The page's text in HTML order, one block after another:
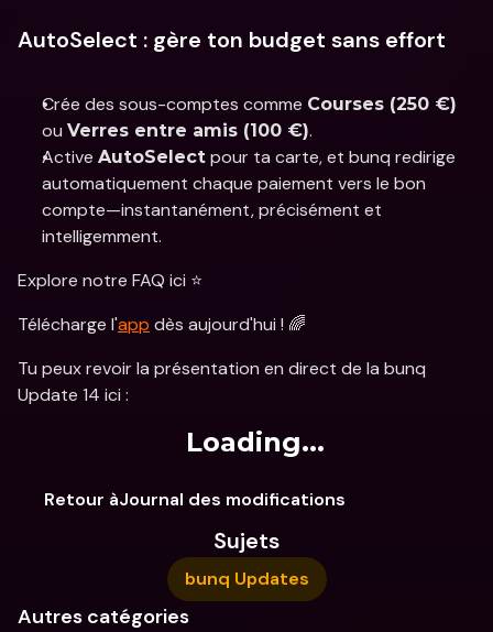
AutoSelect : gère ton budget sans effort
Crée des sous-comptes comme Courses (250 €)
ou Verres entre amis (100 €).
Active AutoSelect pour ta carte, et bunq redirige
automatiquement chaque paiement vers le bon
compte—instantanément, précisément et
intelligemment.
Explore notre FAQ ici ⭐️
Télécharge l'app dès aujourd'hui ! 🌈
Tu peux revoir la présentation en direct de la bunq
Update 14 ici :
Loading...
Retour àJournal des modifications
Sujets
bunq Updates
Autres catégories